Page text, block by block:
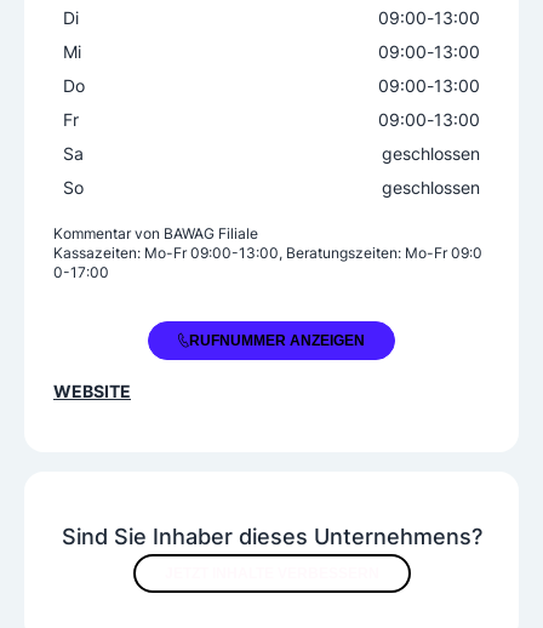
Sind Sie Inhaber dieses Unternehmens?
Di
09:00-13:00
Mi
09:00-13:00
Do
09:00-13:00
Fr
09:00-13:00
Sa
geschlossen
So
geschlossen
Kommentar von BAWAG Filiale
Kassazeiten: Mo-Fr 09:00-13:00, Beratungszeiten: Mo-Fr 09:0
0-17:00
+43 59 9056 02300RUFNUMMER ANZEIGEN
WEBSITE